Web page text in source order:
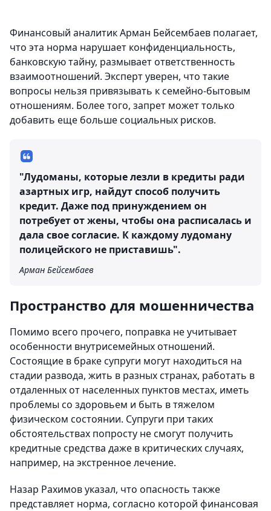
Финансовый аналитик Арман Бейсембаев полагает,
что эта норма нарушает конфиденциальность,
банковскую тайну, размывает ответственность
взаимоотношений. Эксперт уверен, что такие
вопросы нельзя привязывать к семейно-бытовым
отношениям. Более того, запрет может только
добавить еще больше социальных рисков.
"Лудоманы, которые лезли в кредиты ради
азартных игр, найдут способ получить
кредит. Даже под принуждением он
потребует от жены, чтобы она расписалась и
дала свое согласие. К каждому лудоману
полицейского не приставишь".
Арман Бейсембаев
Пространство для мошенничества
Помимо всего прочего, поправка не учитывает
особенности внутрисемейных отношений.
Состоящие в браке супруги могут находиться на
стадии развода, жить в разных странах, работать в
отдаленных от населенных пунктов местах, иметь
проблемы со здоровьем и быть в тяжелом
физическом состоянии. Супруги при таких
обстоятельствах попросту не смогут получить
кредитные средства даже в критических случаях,
например, на экстренное лечение.
Назар Рахимов указал, что опасность также
представляет норма, согласно которой финансовая